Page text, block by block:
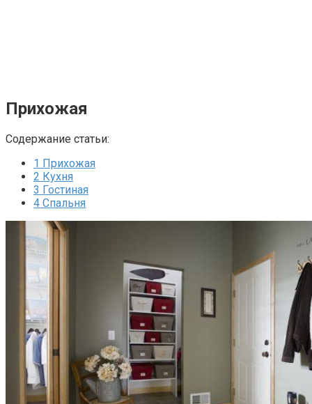
Прихожая
Содержание статьи:
1 Прихожая
2 Кухня
3 Гостиная
4 Спальня